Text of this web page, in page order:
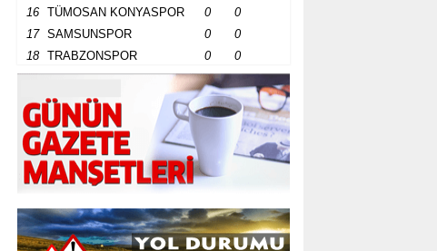
16
TÜMOSAN KONYASPOR 0
0
17
SAMSUNSPOR 0
0
18
TRABZONSPOR 0 0